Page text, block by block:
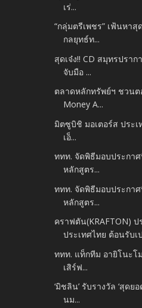
เร่...
“กลุ่มตรีเพชร” เฟ้นหา
กลยุทธ์ท...
สุดเจ๋ง!! CD สมุทรปรา
จับมือ ...
ตลาดหลักทรัพย์ฯ ชวนต
Money A...
มิตซูบิชิ มอเตอร์ส ประ
เอ็...
ททท. จัดพิธีมอบประกา
หลักสูตร...
ททท. จัดพิธีมอบประกา
หลักสูตร...
คราฟตัน(KRAFTON)
ประเทศไทย ต้อนรับเ
ททท. แท็กทีม อายิโนะ
เสิร์ฟ...
‘มิชลิน’ รับรางวัล ‘สุด
นม...